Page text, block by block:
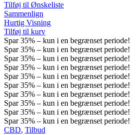
Tilføj til Ønskeliste
Sammenlign
Hurtig Visning
Tilføj til kurv
Spar35% – kun i en begrænset periode!
Spar35% – kun i en begrænset periode!
Spar35% – kun i en begrænset periode!
Spar35% – kun i en begrænset periode!
Spar35% – kun i en begrænset periode!
Spar35% – kun i en begrænset periode!
Spar35% – kun i en begrænset periode!
Spar35% – kun i en begrænset periode!
Spar35% – kun i en begrænset periode!
Spar35% – kun i en begrænset periode!
CBD, Tilbud